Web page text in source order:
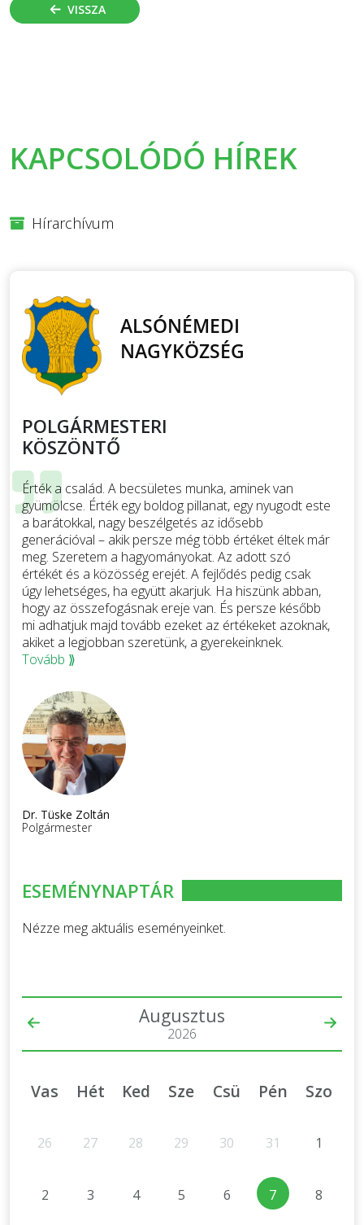
VISSZA
KAPCSOLÓDÓ HÍREK
Hírarchívum
POLGÁRMESTERI
KÖSZÖNTŐ
Érték a család. A becsületes munka, aminek van
gyümölcse. Érték egy boldog pillanat, egy nyugodt este
a barátokkal, nagy beszélgetés az idősebb
generációval – akik persze még több értéket éltek már
meg. Szeretem a hagyományokat. Az adott szó
értékét és a közösség erejét. A fejlődés pedig csak
úgy lehetséges, ha együtt akarjuk. Ha hiszünk abban,
hogy az összefogásnak ereje van. És persze később
mi adhatjuk majd tovább ezeket az értékeket azoknak,
akiket a legjobban szeretünk, a gyerekeinknek.
Tovább ⟫
Dr. Tüske Zoltán
Polgármester
ESEMÉNYNAPTÁR
Nézze meg aktuális eseményeinket.
Augusztus
2026
Vas Hét Ked Sze Csü Pén Szo
26 27 28 29 30 31 1
2 3 4 5 6 7 8